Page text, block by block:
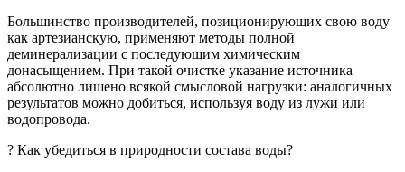
Большинство производителей, позиционирующих свою воду
как артезианскую, применяют методы полной
деминерализации с последующим химическим
донасыщением. При такой очистке указание источника
абсолютно лишено всякой смысловой нагрузки: аналогичных
результатов можно добиться, используя воду из лужи или
водопровода.
? Как убедиться в природности состава воды?